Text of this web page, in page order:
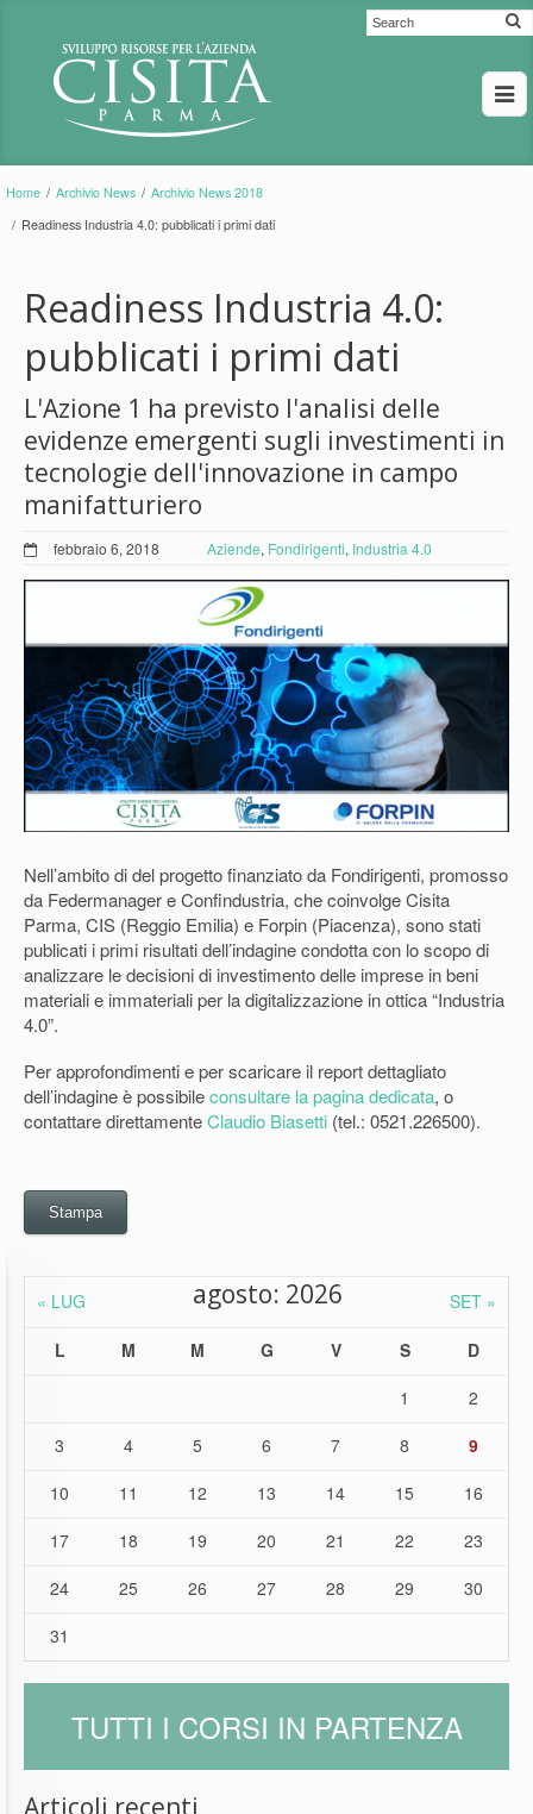
Home / Archivio News / Archivio News 2018
/ Readiness Industria 4.0: pubblicati i primi dati
Readiness Industria 4.0:
pubblicati i primi dati
L'Azione 1 ha previsto l'analisi delle
evidenze emergenti sugli investimenti in
tecnologie dell'innovazione in campo
manifatturiero
febbraio 6, 2018 Aziende, Fondirigenti, Industria 4.0
Nell’ambito di del progetto finanziato da Fondirigenti, promosso
da Federmanager e Confindustria, che coinvolge Cisita
Parma, CIS (Reggio Emilia) e Forpin (Piacenza), sono stati
publicati i primi risultati dell’indagine condotta con lo scopo di
analizzare le decisioni di investimento delle imprese in beni
materiali e immateriali per la digitalizzazione in ottica “Industria
4.0”.
Per approfondimenti e per scaricare il report dettagliato
dell’indagine è possibileconsultare la pagina dedicata, o
contattare direttamenteClaudio Biasetti (tel.: 0521.226500).
Stampa
« LUG SET »
agosto: 2026
L M M G V S
D
1
2
3
4 5 6 7 8
9
10
11 12 13 14 15
16
17
18 19 20 21 22
23
24
25 26 27 28 29
30
31
TUTTI I CORSI IN PARTENZA
Articoli recenti